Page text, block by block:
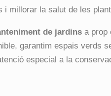
i millorar la salut de les
de jardins a prop
garantim espais verds
especial a la